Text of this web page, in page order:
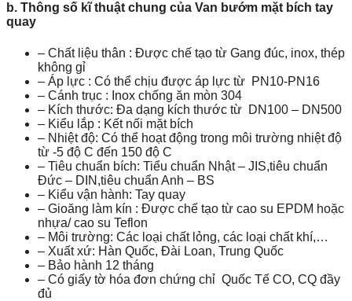
b. Thông số kĩ thuật chung của Van bướm mặt bích tay
quay
– Chất liệu thân : Được chế tạo từ Gang đúc, inox, thép
không gỉ
– Áp lực : Có thể chịu được áp lực từ PN10-PN16
– Cánh trục : Inox chống ăn mòn 304
– Kích thước: Đa dạng kích thước từ DN100 – DN500
– Kiểu lắp : Kết nối mặt bích
– Nhiệt độ: Có thể hoạt động trong môi trường nhiệt độ
từ -5 độ C đến 150 độ C
– Tiêu chuẩn bích: Tiểu chuẩn Nhật – JIS,tiêu chuẩn
Đức – DIN,tiêu chuẩn Anh – BS
– Kiểu vận hành: Tay quay
– Gioăng làm kín : Được chế tạo từ cao su EPDM hoặc
nhựa/ cao su Teflon
– Môi trường: Các loại chất lỏng, các loại chất khí,…
– Xuất xứ: Hàn Quốc, Đài Loan, Trung Quốc
– Bảo hành 12 tháng
– Có giấy tờ hóa đơn chứng chỉ Quốc Tế CO, CQ đầy
đủ